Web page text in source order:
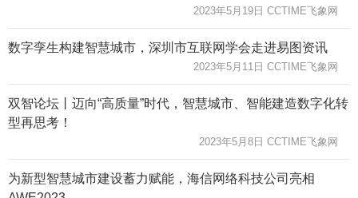
2023年5月19日 CCTIME飞象网
数字孪生构建智慧城市，深圳市互联网学会走进易图资讯
2023年5月11日 CCTIME飞象网
双智论坛丨迈向“高质量”时代，智慧城市、智能建造数字化转
型再思考！
2023年5月8日 CCTIME飞象网
为新型智慧城市建设蓄力赋能，海信网络科技公司亮相